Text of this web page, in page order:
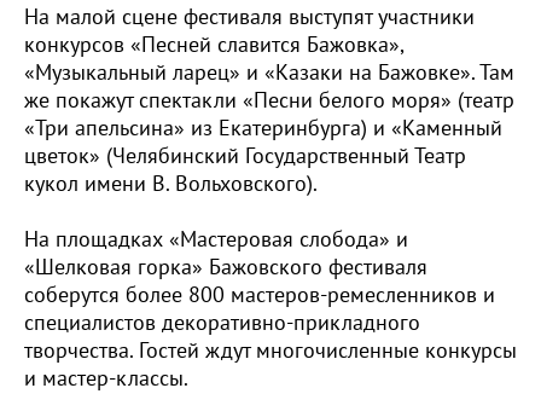
На малой сцене фестиваля выступят участники
конкурсов «Песней славится Бажовка»,
«Музыкальный ларец» и «Казаки на Бажовке». Там
же покажут спектакли «Песни белого моря» (театр
«Три апельсина» из Екатеринбурга) и «Каменный
цветок» (Челябинский Государственный Театр
кукол имени В. Вольховского).
На площадках «Мастеровая слобода» и
«Шелковая горка» Бажовского фестиваля
соберутся более 800 мастеров-ремесленников и
специалистов декоративно-прикладного
творчества. Гостей ждут многочисленные конкурсы
и мастер-классы.